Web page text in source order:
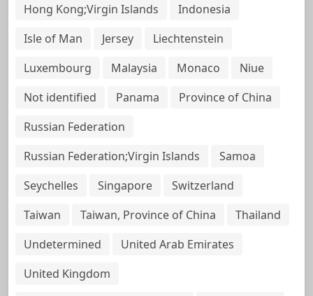
Hong Kong;Virgin Islands
Indonesia
Isle of Man
Jersey
Liechtenstein
Luxembourg
Malaysia Monaco
Niue
Not identified
Panama
Province of China
Russian Federation
Russian Federation;Virgin Islands
Samoa
Seychelles
Singapore
Switzerland
Taiwan
Taiwan, Province of China
Thailand
Undetermined
United Arab Emirates
United Kingdom